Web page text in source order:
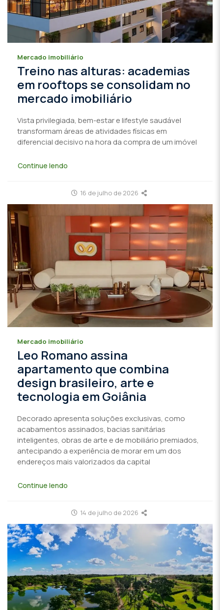
Mercado imobiliário
Treino nas alturas: academias
em rooftops se consolidam no
mercado imobiliário
Vista privilegiada, bem-estar e lifestyle saudável
transformam áreas de atividades físicas em
diferencial decisivo na hora da compra de um imóvel
Continue lendo
16 de julho de 2026
Mercado imobiliário
Leo Romano assina
apartamento que combina
design brasileiro, arte e
tecnologia em Goiânia
Decorado apresenta soluções exclusivas, como
acabamentos assinados, bacias sanitárias
inteligentes, obras de arte e de mobiliário premiados,
antecipando a experiência de morar em um dos
endereços mais valorizados da capital
Continue lendo
14 de julho de 2026